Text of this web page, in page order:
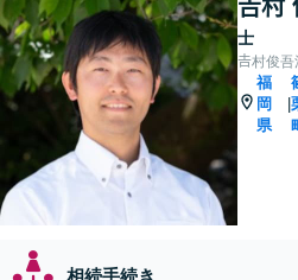
𠮷村
士
𠮷村俊吾
福
岡
県
相続手続き